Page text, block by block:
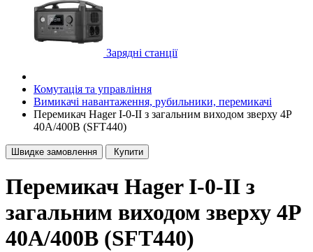
Зарядні станції
Комутація та управління
Вимикачі навантаження, рубильники, перемикачі
Перемикач Hager I-0-II з загальним виходом зверху 4P
40А/400В (SFT440)
Швидке замовлення Купити
Перемикач Hager I-0-II з
загальним виходом зверху 4P
40А/400В (SFT440)